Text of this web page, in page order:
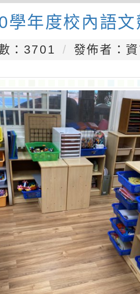
學年度校內語文
：3701 發佈者：